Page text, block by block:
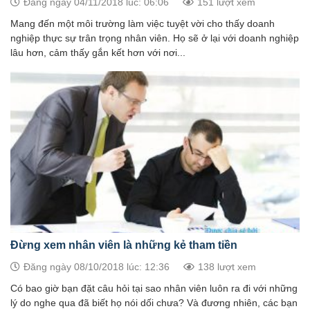
Mang đến một môi trường làm việc tuyệt vời cho thấy doanh
nghiệp thực sự trân trọng nhân viên. Họ sẽ ở lại với doanh nghiệp
lâu hơn, cảm thấy gắn kết hơn với nơi...
Đừng xem nhân viên là những kẻ tham tiền
Đăng ngày 08/10/2018 lúc: 12:36 138 lượt xem
Có bao giờ bạn đặt câu hỏi tại sao nhân viên luôn ra đi với những
lý do nghe qua đã biết họ nói dối chưa? Và đương nhiên, các bạn